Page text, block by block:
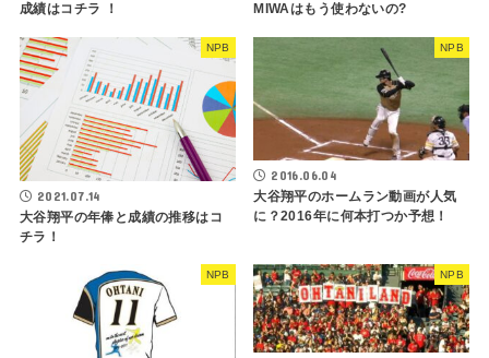
成績はコチラ ！
MIWAはもう使わないの?
NPB
2021.07.14
大谷翔平の年俸と成績の推移はコ
チラ！
NPB
2016.06.04
大谷翔平のホームラン動画が人気
に？2016年に何本打つか予想！
NPB NPB